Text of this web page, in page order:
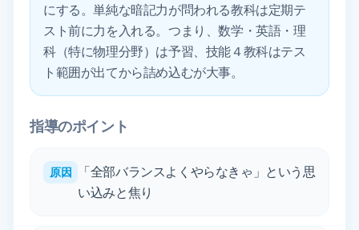
にする。単純な暗記力が問われる教科は定期テ
スト前に力を入れる。つまり、数学・英語・理
科（特に物理分野）は予習、技能４教科はテス
ト範囲が出てから詰め込むが大事。
指導のポイント
原因
「全部バランスよくやらなきゃ」という思
い込みと焦り